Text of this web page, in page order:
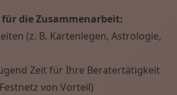
die Zusammenarbeit:
(z. B. Kartenlegen, Astrologie,
Zeit für Ihre Beratertätigkeit
von Vorteil)